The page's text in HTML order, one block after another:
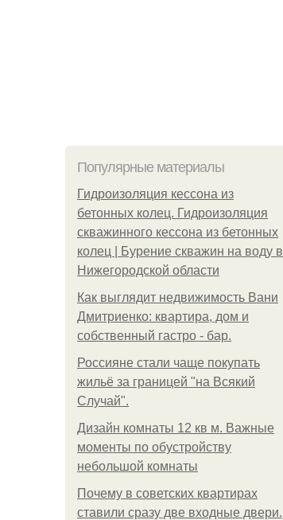
Популярные материалы
Гидроизоляция кессона из
бетонных колец. Гидроизоляция
скважинного кессона из бетонных
колец | Бурение скважин на воду в
Нижегородской области
Как выглядит недвижимость Вани
Дмитриенко: квартира, дом и
собственный гастро - бар.
Россияне стали чаще покупать
жильё за границей "на Всякий
Случай".
Дизайн комнаты 12 кв м. Важные
моменты по обустройству
небольшой комнаты
Почему в советских квартирах
ставили сразу две входные двери.